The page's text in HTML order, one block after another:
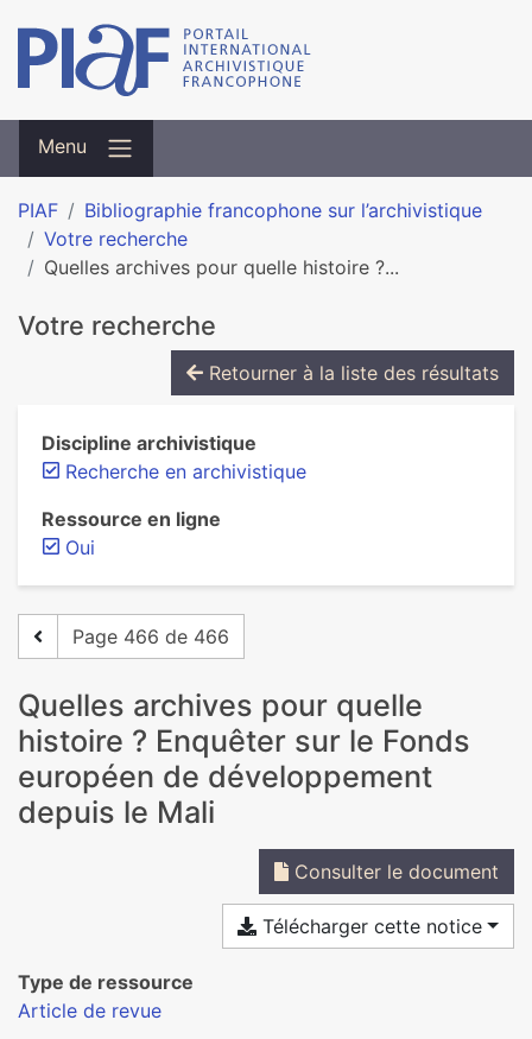
Menu
PIAF
Bibliographie francophone sur l’archivistique
Votre recherche
Quelles archives pour quelle histoire ?...
Votre recherche
Retourner à la liste des résultats
Discipline archivistique
Recherche en archivistique
Ressource en ligne
Oui
Page 466 de 466
Quelles archives pour quelle
histoire ? Enquêter sur le Fonds
européen de développement
depuis le Mali
Consulter le document
Télécharger cette notice
Type de ressource
Article de revue